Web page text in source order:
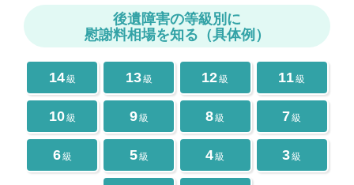
後遺障害の等級別に
慰謝料相場を知る（具体例）
14級 13級 12級 11級
10級 9級 8級 7級
6級 5級 4級 3級